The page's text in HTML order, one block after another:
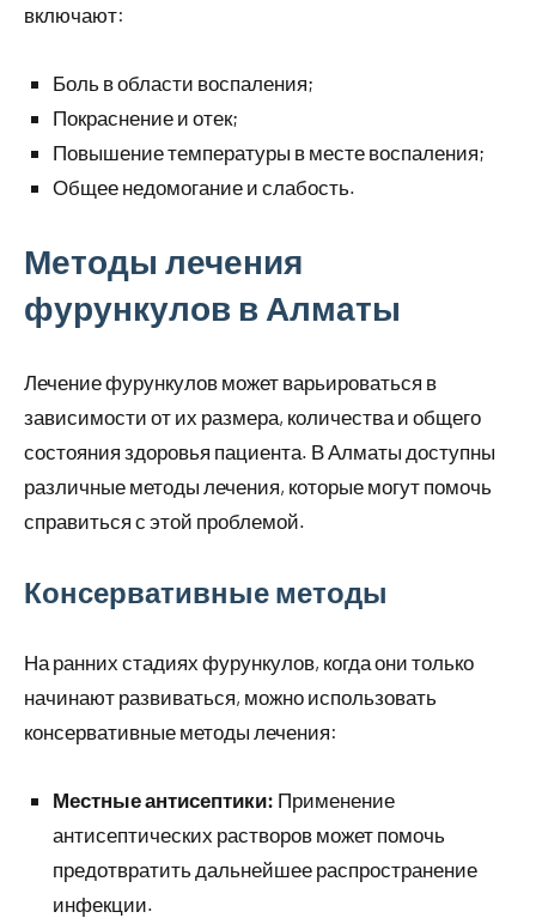
включают:
Боль в области воспаления;
Покраснение и отек;
Повышение температуры в месте воспаления;
Общее недомогание и слабость.
Методы лечения
фурункулов в Алматы
Лечение фурункулов может варьироваться в
зависимости от их размера, количества и общего
состояния здоровья пациента. В Алматы доступны
различные методы лечения, которые могут помочь
справиться с этой проблемой.
Консервативные методы
На ранних стадиях фурункулов, когда они только
начинают развиваться, можно использовать
консервативные методы лечения:
Местные антисептики: Применение
антисептических растворов может помочь
предотвратить дальнейшее распространение
инфекции.